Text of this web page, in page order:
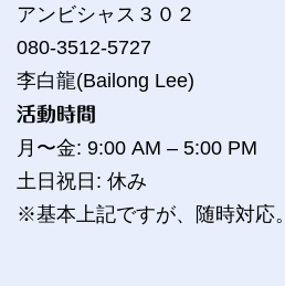
アンビシャス３０２
080-3512-5727
李白龍(Bailong Lee)
活動時間
月〜金: 9:00 AM – 5:00 PM
土日祝日: 休み
※基本上記ですが、随時対応。